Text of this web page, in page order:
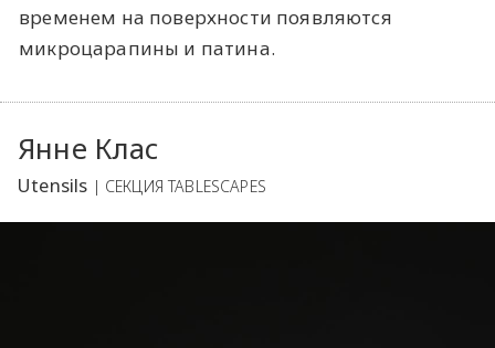
временем на поверхности появляются
микроцарапины и патина.
Янне Клас
Utensils | СЕКЦИЯ TABLESCAPES